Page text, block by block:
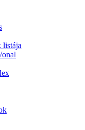
listája